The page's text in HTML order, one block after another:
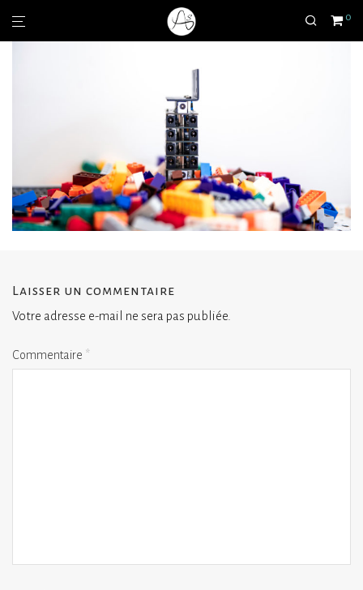
0
Laisser un commentaire
Votre adresse e-mail ne sera pas publiée.
Commentaire *